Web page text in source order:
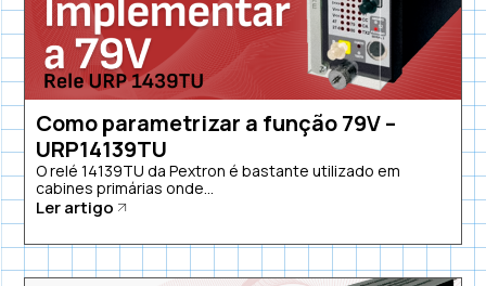
Como parametrizar a função 79V –
URP14139TU
O relé 14139TU da Pextron é bastante utilizado em
cabines primárias onde...
Ler artigo